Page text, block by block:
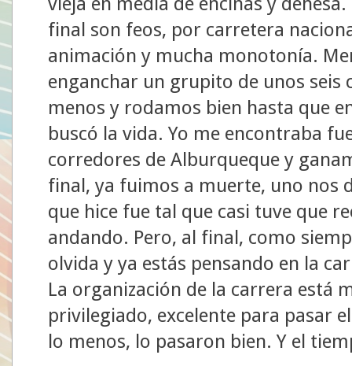
final son feos, por carretera
animación y mucha monotonía.
enganchar un grupito de unos seis
menos y rodamos bien hasta que
buscó la vida. Yo me encontraba
corredores de Alburqueque y
final, ya fuimos a muerte, uno nos
que hice fue tal que casi tuve que
andando. Pero, al final, como
olvida y ya estás pensando en la
La organización de la carrera está
privilegiado, excelente para pasar
lo menos, lo pasaron bien. Y el